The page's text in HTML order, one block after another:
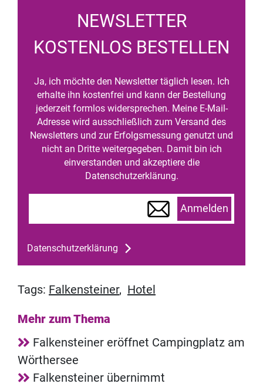
NEWSLETTER
KOSTENLOS BESTELLEN
Ja, ich möchte den Newsletter täglich lesen. Ich
erhalte ihn kostenfrei und kann der Bestellung
jederzeit formlos widersprechen. Meine E-Mail-
Adresse wird ausschließlich zum Versand des
Newsletters und zur Erfolgsmessung genutzt und
nicht an Dritte weitergegeben. Damit bin ich
einverstanden und akzeptiere die
Datenschutzerklärung.
Anmelden
Datenschutzerklärung
Tags: Falkensteiner, Hotel
Mehr zum Thema
Falkensteiner eröffnet Campingplatz am
Wörthersee
Falkensteiner übernimmt